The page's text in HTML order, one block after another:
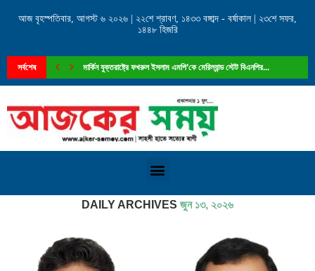
আজ বৃহস্পতিবার, আগস্ট ৬ ২০২৬ | ২২শে শ্রাবণ, ১৪৩৩ বঙ্গাব্দ - বর্ষাকাল | ২৩শে সফর,
১৪৪৮ হিজরি
সর্বশেষ মার্কিন যুক্তরাষ্ট্রে ফখরুল ইসলাম এমপি’কে মেরিল্যান্ড স্টেট বিএনপির...
DAILY ARCHIVES জুন ১৩, ২০২৬